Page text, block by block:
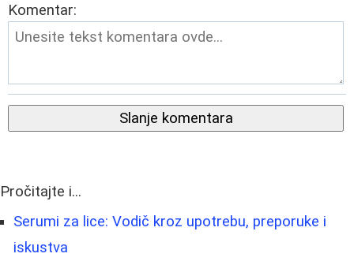
Komentar:
Slanje komentara
Pročitajte i...
Serumi za lice: Vodič kroz upotrebu, preporuke i
iskustva